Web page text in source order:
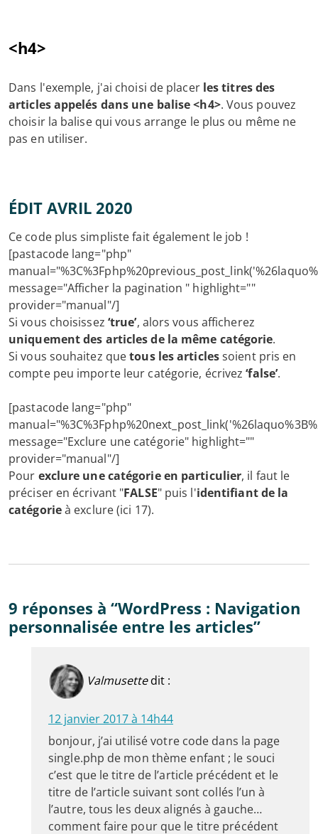
<h4>
Dans l'exemple, j'ai choisi de placer les titres des
articles appelés dans une balise <h4>. Vous pouvez
choisir la balise qui vous arrange le plus ou même ne
pas en utiliser.
ÉDIT AVRIL 2020
Ce code plus simpliste fait également le job !
[pastacode lang="php"
message="Afficher la pagination " highlight=""
provider="manual"/]
Si vous choisissez ‘true’, alors vous afficherez
uniquement des articles de la même catégorie.
Si vous souhaitez quetous les articlessoient pris en
compte peu importe leur catégorie, écrivez‘false’.
[pastacode lang="php"
message="Exclure une catégorie" highlight=""
provider="manual"/]
Pour exclure une catégorie en particulier, il faut le
préciser en écrivant "FALSE" puis l'identifiant de la
catégorieà exclure (ici 17).
9 réponses à “WordPress : Navigation
personnalisée entre les articles”
Valmusette dit :
12 janvier 2017 à 14h44
bonjour, j’ai utilisé votre code dans la page
single.php de mon thème enfant ; le souci
c’est que le titre de l’article précédent et le
titre de l’article suivant sont collés l’un à
l’autre, tous les deux alignés à gauche…
comment faire pour que le titre précédent